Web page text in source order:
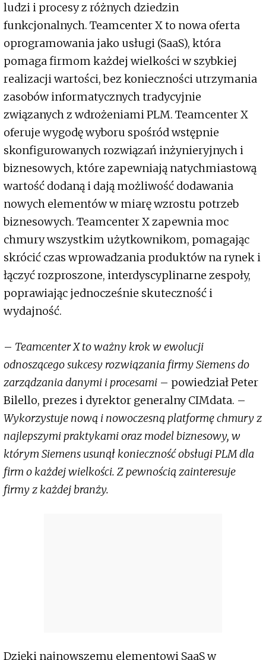
ludzi i procesy z różnych dziedzin
funkcjonalnych. Teamcenter X to nowa oferta
oprogramowania jako usługi (SaaS), która
pomaga firmom każdej wielkości w szybkiej
realizacji wartości, bez konieczności utrzymania
zasobów informatycznych tradycyjnie
związanych z wdrożeniami PLM. Teamcenter X
oferuje wygodę wyboru spośród wstępnie
skonfigurowanych rozwiązań inżynieryjnych i
biznesowych, które zapewniają natychmiastową
wartość dodaną i dają możliwość dodawania
nowych elementów w miarę wzrostu potrzeb
biznesowych. Teamcenter X zapewnia moc
chmury wszystkim użytkownikom, pomagając
skrócić czas wprowadzania produktów na rynek i
łączyć rozproszone, interdyscyplinarne zespoły,
poprawiając jednocześnie skuteczność i
wydajność.
– Teamcenter X to ważny krok w ewolucji
odnoszącego sukcesy rozwiązania firmy Siemens do
zarządzania danymi i procesami – powiedział Peter
Bilello, prezes i dyrektor generalny CIMdata. –
Wykorzystuje nową i nowoczesną platformę chmury z
najlepszymi praktykami oraz model biznesowy, w
którym Siemens usunął konieczność obsługi PLM dla
firm o każdej wielkości. Z pewnością zainteresuje
firmy z każdej branży.
Dzięki najnowszemu elementowi SaaS w